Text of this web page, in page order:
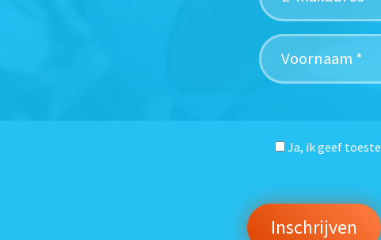
Ja, ik geef